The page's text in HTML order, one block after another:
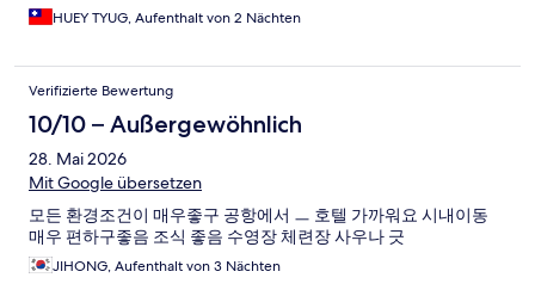
HUEY TYUG, Aufenthalt von 2 Nächten
Verifizierte Bewertung
10/10 – Außergewöhnlich
28. Mai 2026
Mit Google übersetzen
모든 환경조건이 매우좋구 공항에서 ㅡ 호텔 가까워요 시내이동
매우 편하구좋음 조식 좋음 수영장 체련장 사우나 긋
JIHONG, Aufenthalt von 3 Nächten